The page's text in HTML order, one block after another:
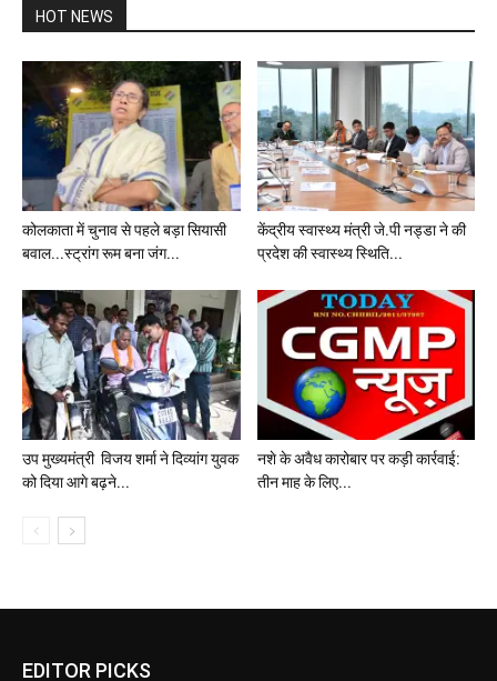
HOT NEWS
कोलकाता में चुनाव से पहले बड़ा सियासी
बवाल...स्ट्रांग रूम बना जंग...
केंद्रीय स्वास्थ्य मंत्री जे.पी नड्डा ने की
प्रदेश की स्वास्थ्य स्थिति...
उप मुख्यमंत्री विजय शर्मा ने दिव्यांग युवक
को दिया आगे बढ़ने...
नशे के अवैध कारोबार पर कड़ी कार्रवाई:
तीन माह के लिए...
EDITOR PICKS